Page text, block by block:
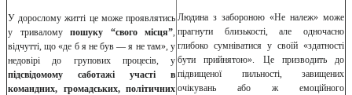
У дорослому житті це може проявлятись
у тривалому пошуку “свого місця”,
відчутті, що «де б я не був — я не там», у
недовірі до групових процесів, у
підсвідомому саботажі участі в
командних, громадських, політичних
Людина з забороною «Не належ» може
прагнути близькості, але одночасно
глибоко сумніватися у своїй «здатності
бути прийнятою». Це призводить до
підвищеної пильності, завищених
очікувань або ж емоційного